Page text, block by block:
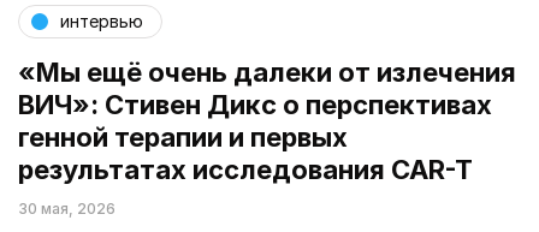
интервью
«Мы ещё очень далеки от излечения
ВИЧ»: Стивен Дикс о перспективах
генной терапии и первых
результатах исследования CAR-T
30 мая, 2026